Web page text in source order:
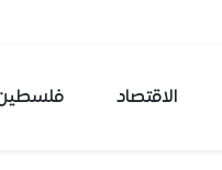
الاقتصاد